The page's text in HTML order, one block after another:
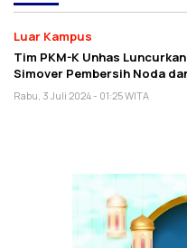
Luar Kampus
Tim PKM-K Unhas
Simover Pembersih Noda
Rabu, 3 Juli 2024 - 01:25 WITA